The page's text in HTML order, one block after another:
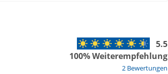
2 Bewertungen
5.5
100% Weiterempfehlung